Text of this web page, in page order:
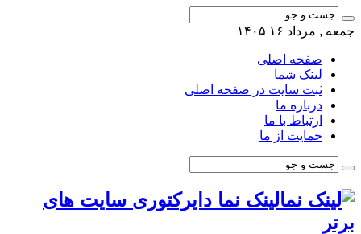
جمعه , مرداد ۱۶ ۱۴۰۵
صفحه اصلی
لینک شما
ثبت سایت در صفحه اصلی
درباره ما
ارتباط با ما
حمایت از ما
لینک نما دایرکتوری سایت های
برتر